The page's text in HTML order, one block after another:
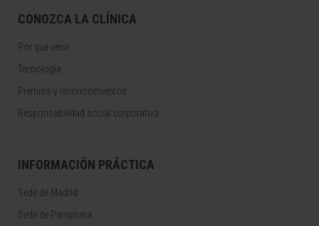
CONOZCA LA CLÍNICA
Por qué venir
Tecnología
Premios y reconocimientos
Responsabilidad social corporativa
INFORMACIÓN PRÁCTICA
Sede de Madrid
Sede de Pamplona